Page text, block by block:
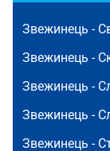
Звежинець -
Звежинець -
Звежинець -
Звежинець -
Звежинець -